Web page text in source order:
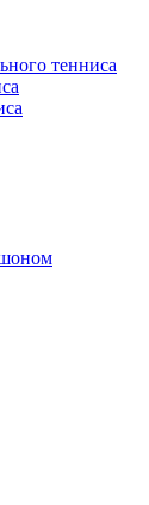
тенниса